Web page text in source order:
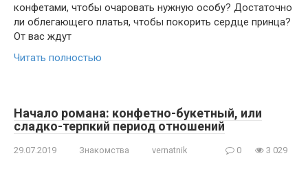
конфетами, чтобы очаровать нужную особу? Достаточно
ли облегающего платья, чтобы покорить сердце принца?
От вас ждут
Читать полностью
Начало романа: конфетно-букетный, или
сладко-терпкий период отношений
29.07.2019 Знакомства vernatnik 0 3 029